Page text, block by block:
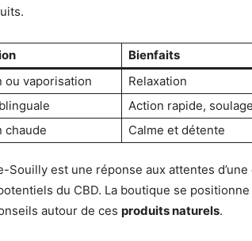
Bienfaits
ou vaporisation
Relaxation
Action rapide,
chaude Calme et détente
Souilly est une réponse aux attentes
du CBD. La boutique se
autour de ces produits naturels.